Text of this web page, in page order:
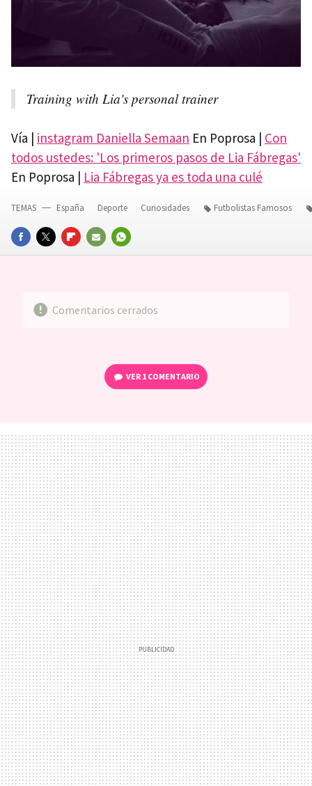
Training with Lia's personal trainer
Vía | instagram Daniella Semaan En Poprosa | Con
todos ustedes: 'Los primeros pasos de Lia Fábregas'
En Poprosa | Lia Fábregas ya es toda una culé
FACEBOOKTWITTERFLIPBOARD
E-
WHATSAPP
TEMAS España Deporte Curiosidades Futbolistas Famosos
Comentarios cerrados
VER 1 COMENTARIO